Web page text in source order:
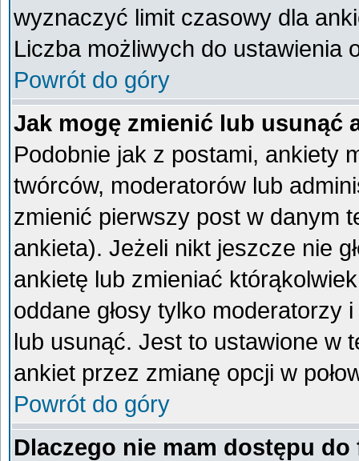
wyznaczyć limit czasowy dla
Liczba możliwych do ustawienia
Powrót do góry
Jak mogę zmienić lub usunąć
Podobnie jak z postami, ankiety
twórców, moderatorów lub
zmienić pierwszy post w danym
ankieta). Jeżeli nikt jeszcze nie
ankietę lub zmieniać
oddane głosy tylko moderatorzy
lub usunąć. Jest to ustawione w
ankiet przez zmianę opcji w
Powrót do góry
Dlaczego nie mam dostępu